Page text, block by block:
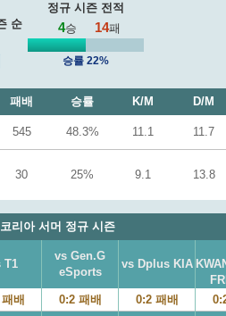
순
정규 시즌 전적
4승 14패
승률 22%
패배 승률 K/M D/M
545 48.3% 11.1 11.7
30 25% 9.1 13.8
리아 서머 정규 시즌
T1
vs Gen.G
eSports
vs Dplus KIA
배 0:2 패배 0:2 패배